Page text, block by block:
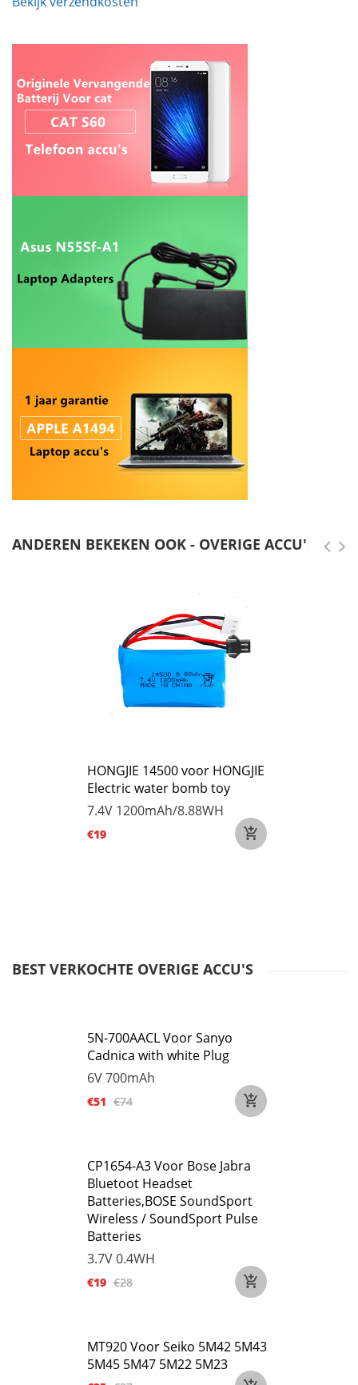
ANDEREN BEKEKEN OOK - OVERIGE ACCU'S
HONGJIE 14500 voor HONGJIE
Electric water bomb toy
7.4V 1200mAh/8.88WH
€19
BEST VERKOCHTE OVERIGE ACCU'S
5N-700AACL Voor Sanyo
Cadnica with white Plug
6V700mAh
€51 €74
CP1654-A3 Voor Bose Jabra
Bluetoot Headset
Batteries,BOSE SoundSport
Wireless / SoundSport Pulse
Batteries
3.7V0.4WH
€19 €28
MT920 Voor Seiko 5M42 5M43
5M45 5M47 5M22 5M23